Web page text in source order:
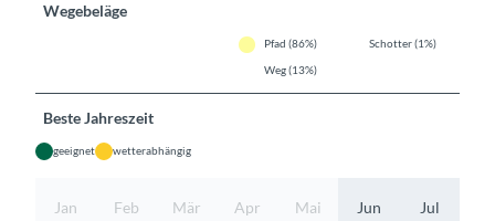
Wegebeläge
Pfad (86%)
Schotter (1%)
Weg (13%)
Beste Jahreszeit
geeignet wetterabhängig
Jan Feb Mär Apr Mai Jun Jul